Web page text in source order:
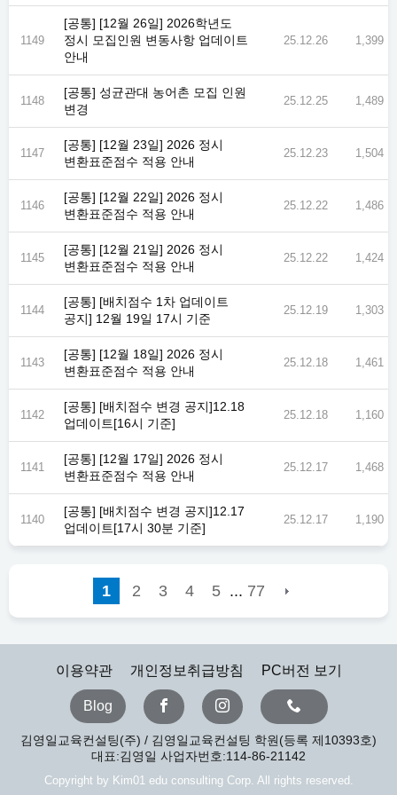
1149
[공통] [12월 26일] 2026학년도
정시 모집인원 변동사항 업데이트
안내
25.12.26 1,399
1148
[공통] 성균관대 농어촌 모집 인원
변경
25.12.25 1,489
1147
[공통] [12월 23일] 2026 정시
변환표준점수 적용 안내
25.12.23 1,504
1146
[공통] [12월 22일] 2026 정시
변환표준점수 적용 안내
25.12.22 1,486
1145
[공통] [12월 21일] 2026 정시
변환표준점수 적용 안내
25.12.22 1,424
1144
[공통] [배치점수 1차 업데이트
공지] 12월 19일 17시 기준
25.12.19 1,303
1143
[공통] [12월 18일] 2026 정시
변환표준점수 적용 안내
25.12.18 1,461
1142
[공통] [배치점수 변경 공지]12.18
업데이트[16시 기준]
25.12.18 1,160
1141
[공통] [12월 17일] 2026 정시
변환표준점수 적용 안내
25.12.17 1,468
1140
[공통] [배치점수 변경 공지]12.17
업데이트[17시 30분 기준]
25.12.17 1,190
1 2 3 4 5 ... 77
이용약관 개인정보취급방침 PC버전 보기
Blog
김영일교육컨설팅(주) / 김영일교육컨설팅 학원(등록 제10393호)
대표:김영일 사업자번호:114-86-21142
Copyright by Kim01 edu consulting Corp. All rights reserved.